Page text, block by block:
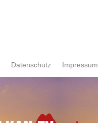
Impressum
Datenschutz